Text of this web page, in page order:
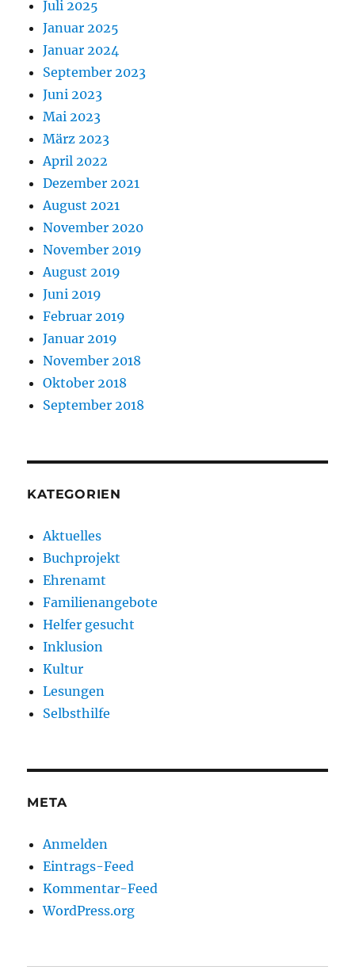
Juli 2025
Januar 2025
Januar 2024
September 2023
Juni 2023
Mai 2023
März 2023
April 2022
Dezember 2021
August 2021
November 2020
November 2019
August 2019
Juni 2019
Februar 2019
Januar 2019
November 2018
Oktober 2018
September 2018
KATEGORIEN
Aktuelles
Buchprojekt
Ehrenamt
Familienangebote
Helfer gesucht
Inklusion
Kultur
Lesungen
Selbsthilfe
META
Anmelden
Eintrags-Feed
Kommentar-Feed
WordPress.org